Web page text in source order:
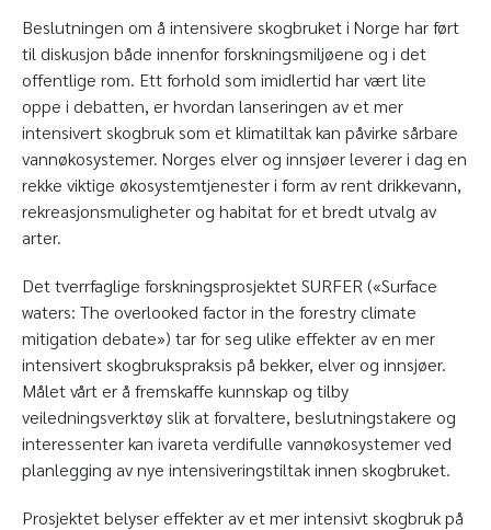
Beslutningen om å intensivere skogbruket i Norge har ført
til diskusjon både innenfor forsknings­miljøene og i det
offentlige rom. Ett forhold som imidlertid har vært lite
oppe i debatten, er hvordan lanseringen av et mer
intensivert skogbruk som et klimatiltak kan påvirke sårbare
vannøkosystemer. Norges elver og innsjøer leverer i dag en
rekke viktige økosystemtjenester i form av rent drikkevann,
rekreasjonsmuligheter og habitat for et bredt utvalg av
arter.
Det tverrfaglige forskningsprosjektet SURFER («Surface
waters: The overlooked factor in the forestry climate
mitigation debate») tar for seg ulike effekter av en mer
intensivert skogbrukspraksis på bekker, elver og innsjøer.
Målet vårt er å fremskaffe kunnskap og tilby
veiledningsverktøy slik at forvaltere, beslutningstakere og
interessenter kan ivareta verdifulle vannøkosystemer ved
planlegging av nye intensiveringstiltak innen skogbruket.
Prosjektet belyser effekter av et mer intensivt skogbruk på